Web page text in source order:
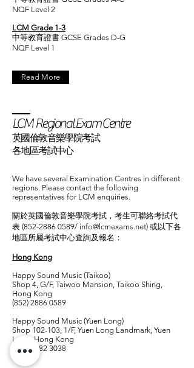
NQF Level 2
LCM Grade 1-3
中等教育證書 GCSE Grades D-G
NQF Level 1
Read More
LCM Regional Exam Centre
英國倫敦音樂學院考試
各地區考試中心
We have several Examination Centres in different
regions. Please contact the following
representatives for LCM enquiries.
關於英國倫敦音樂學院考試，考生可聯絡考試代
表 (852-2886 0589/ info@lcmexams.net) 或以下各
地區所屬考試中心查詢及報名：
Hong Kong
Happy Sound Music (Taikoo)
Shop 4, G/F, Taiwoo Mansion, Taikoo Shing,
Hong Kong
(852) 2886 0589
Happy Sound Music (Yuen Long)
Shop 102-103, 1/F, Yuen Long Landmark, Yuen
Long, Hong Kong
(852) 2782 3038